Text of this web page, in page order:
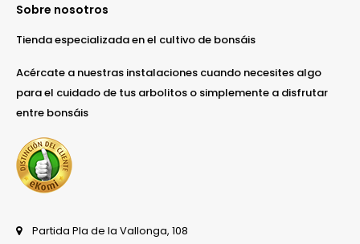
Sobre nosotros
Tienda especializada en el cultivo de bonsáis
Acércate a nuestras instalaciones cuando necesites algo
para el cuidado de tus arbolitos o simplemente a disfrutar
entre bonsáis
Partida Pla de la Vallonga, 108